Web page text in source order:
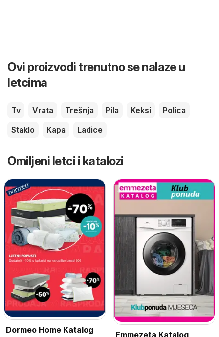
Ovi proizvodi trenutno se nalaze u
letcima
Tv Vrata Trešnja Pila Keksi
Polica
Staklo
Kapa Ladice
Omiljeni letci i katalozi
Dormeo Home Katalog Emmezeta Katalog